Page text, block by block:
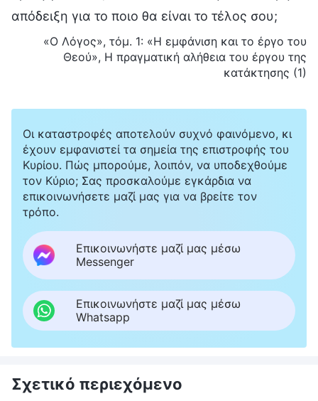
απόδειξη για το ποιο θα είναι το τέλος σου;
«Ο Λόγος», τόμ. 1: «Η εμφάνιση και το έργο του
Θεού», Η πραγματική αλήθεια του έργου της
κατάκτησης (1)
Οι καταστροφές αποτελούν συχνό φαινόμενο, κι
έχουν εμφανιστεί τα σημεία της επιστροφής του
Κυρίου. Πώς μπορούμε, λοιπόν, να υποδεχθούμε
τον Κύριο; Σας προσκαλούμε εγκάρδια να
επικοινωνήσετε μαζί μας για να βρείτε τον
τρόπο.
Επικοινωνήστε μαζί μας μέσω
Messenger
Επικοινωνήστε μαζί μας μέσω
Whatsapp
Σχετικό περιεχόμενο